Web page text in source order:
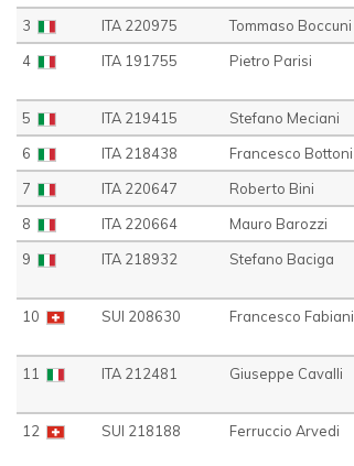
3
ITA 220975 Tommaso Boccuni
4
ITA 191755 Pietro Parisi
5 ITA 219415 Stefano Meciani
6
ITA 218438 Francesco Bottoni
7
ITA 220647 Roberto Bini
8
ITA 220664 Mauro Barozzi
9
ITA 218932 Stefano Baciga
10 SUI 208630 Francesco Fabiani
11 ITA 212481 Giuseppe Cavalli
12 SUI 218188 Ferruccio Arvedi